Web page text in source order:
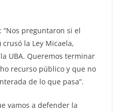
“Nos preguntaron si el
la Ley Micaela,
UBA. Queremos terminar
recurso público y que no
de lo que pasa”.
vamos a defender la